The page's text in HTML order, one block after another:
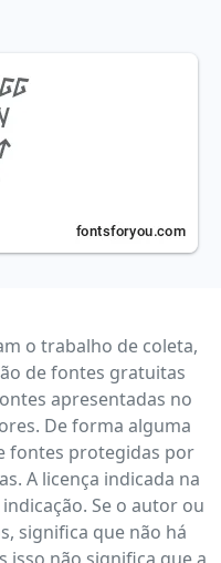
o trabalho de coleta,
de fontes gratuitas
apresentadas no
De forma alguma
fontes protegidas por
A licença indicada na
Se o autor ou
significa que não há